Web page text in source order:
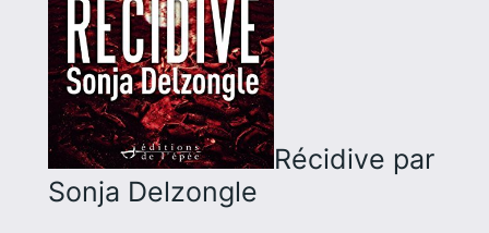
Récidive par
Sonja Delzongle